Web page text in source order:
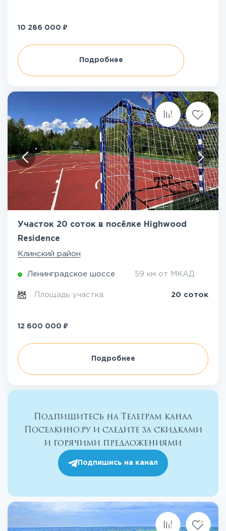
10 286 000 ₽
Подробнее
1/5
Участок 20 соток в посёлке Highwood
Residence
Клинский район
Ленинградское шоссе 59 км от МКАД
Площадь участка: 20 соток
12 600 000 ₽
Подробнее
Подпишитесь на Телеграм канал
Поселкино.ру и следите за скидками
и горячими предложениями
Подпишись на канал